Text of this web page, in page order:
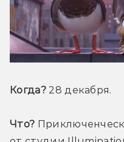
Когда? 28 декабря.
Что?